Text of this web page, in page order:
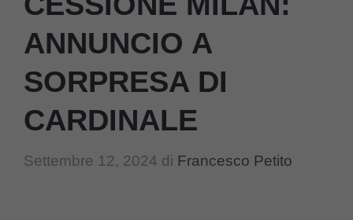
ANNUNCIO A
SORPRESA DI
CARDINALE
Settembre 12, 2024 di Francesco Petito